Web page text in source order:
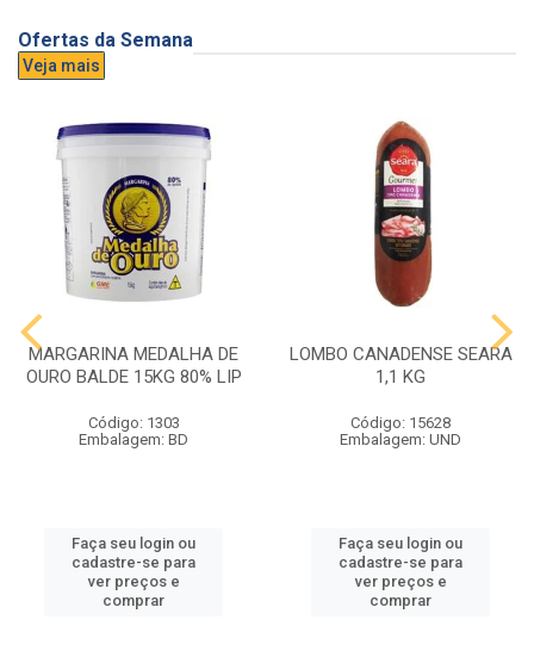
Ofertas da Semana
Veja mais
MARGARINA MEDALHA DE
OURO BALDE 15KG 80% LIP
Código: 1303
Embalagem: BD
Faça seu login ou
cadastre-se para
ver preços e
comprar
LOMBO CANADENSE SEARA
1,1 KG
Código: 15628
Embalagem: UND
Faça seu login ou
cadastre-se para
ver preços e
comprar